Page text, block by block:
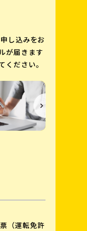
し込みをお
が届きます
ください。
（運転免許